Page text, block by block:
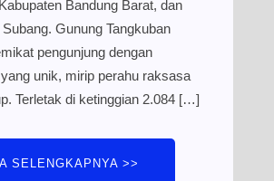
Bandung Barat, dan
Gunung Tangkuban
pengunjung dengan
unik, mirip perahu raksasa
Terletak di ketinggian 2.084 […]
SELENGKAPNYA >>